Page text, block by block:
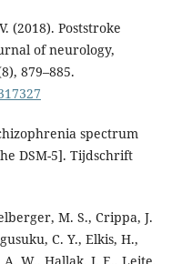
(2018). Poststroke
of neurology,
879–885.
spectrum
DSM-5]. Tijdschrift
M. S., Crippa, J.
C. Y., Elkis, H.,